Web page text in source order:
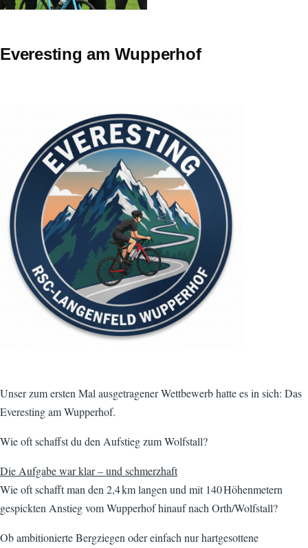
Everesting am Wupperhof
Unser zum ersten Mal ausgetragener Wettbewerb hatte es in sich: Das
Everesting am Wupperhof.
Wie oft schaffst du den Aufstieg zum Wolfstall?
Die Aufgabe war klar – und schmerzhaft
Wie oft schafft man den 2,4 km langen und mit 140 Höhenmetern
gespickten Anstieg vom Wupperhof hinauf nach Orth/Wolfstall?
Ob ambitionierte Bergziegen oder einfach nur hartgesottene